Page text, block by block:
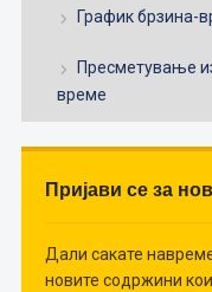
График брзина-
Пресметување
време
Пријави се за
Дали сакате
новите содржини